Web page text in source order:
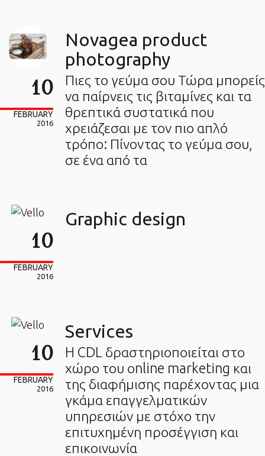
10
FEBRUARY
2016
Novagea product
photography
Πιες το γεύμα σου Τώρα μπορείς
να παίρνεις τις βιταμίνες και τα
θρεπτικά συστατικά που
χρειάζεσαι με τον πιο απλό
τρόπο: Πίνοντας το γεύμα σου,
σε ένα από τα
10
FEBRUARY
2016
Graphic design
10
FEBRUARY
2016
Services
H CDL δραστηριοποιείται στο
χώρο του οnline marketing και
της διαφήμισης παρέχοντας μια
γκάμα επαγγελματικών
υπηρεσιών με στόχο την
επιτυχημένη προσέγγιση και
επικοινωνία